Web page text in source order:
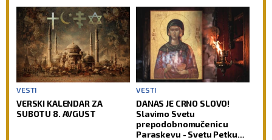
verovanja
VESTI
VERSKI KALENDAR ZA
SUBOTU 8. AVGUST
VESTI
DANAS JE CRNO SLOVO!
Slavimo Svetu
prepodobnomučenicu
Paraskevu - Svetu Petku